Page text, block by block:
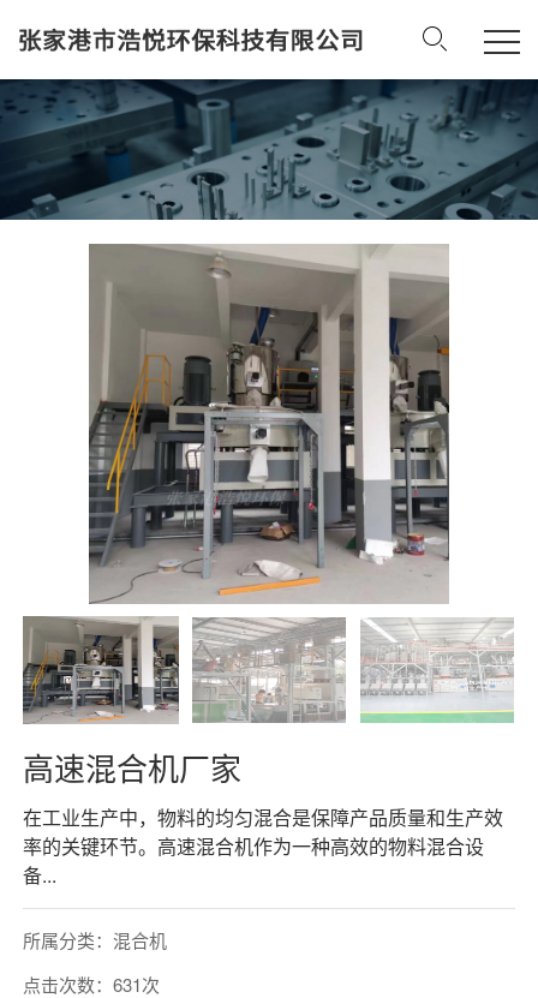
高速混合机厂家
在工业生产中，物料的均匀混合是保障产品质量和生产效
率的关键环节。高速混合机作为一种高效的物料混合设
备...
所属分类：混合机
点击次数：631次